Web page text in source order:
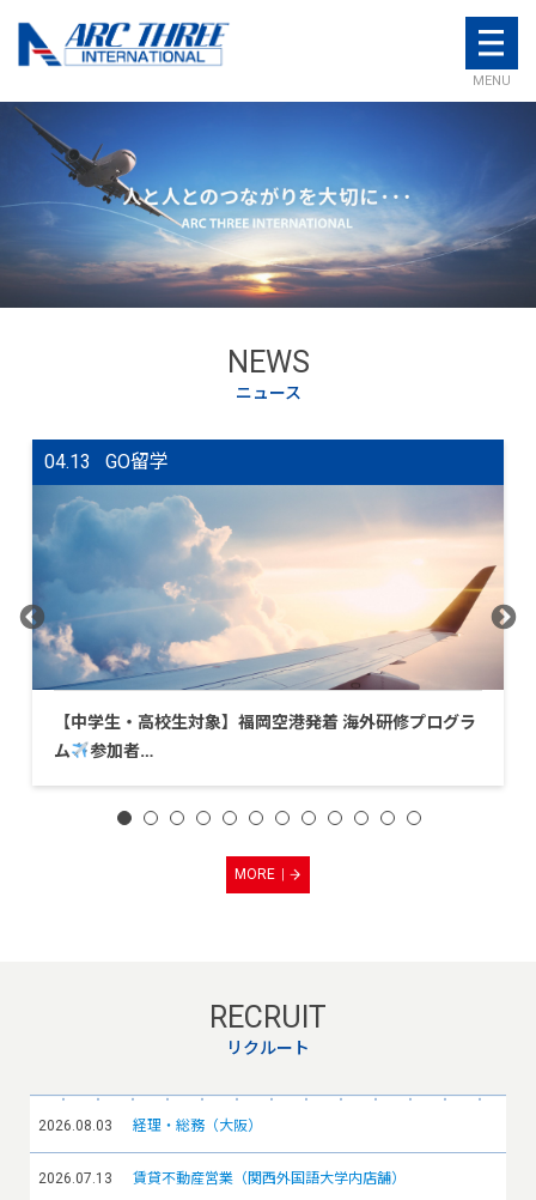
MENU
NEWS
ニュース
04.13 GO留学
【中学生・高校生対象】福岡空港発着 海外研修プログラ
ム
参加者…
MORE
RECRUIT
リクルート
2026.08.03 経理・総務（大阪）
2026.07.13 賃貸不動産営業（関西外国語大学内店舗）